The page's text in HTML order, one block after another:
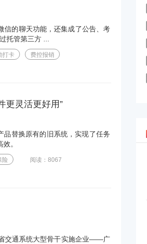
信的聊天功能，还集成了公告、考
托管第三方 ...
打卡
费控报销
更灵活更好用”
品替换原有的旧系统，实现了任务
。
险 阅读：8067
交通系统大型骨干实施企业——广